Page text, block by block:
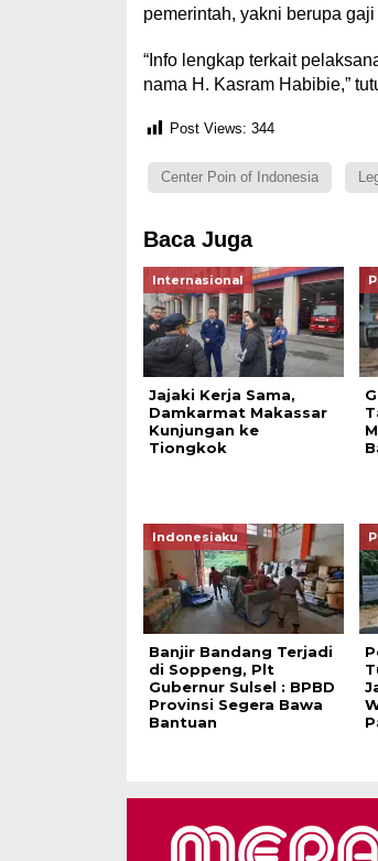
pemerintah, yakni berupa
“Info lengkap terkait
nama H. Kasram Habibie,”
Post Views: 344
Center Poin of Indonesia
Baca Juga
Internasional
Jajaki Kerja Sama,
Damkarmat Makassar
Kunjungan ke
Tiongkok
Indonesiaku
Banjir Bandang Terjadi
di Soppeng, Plt
Gubernur Sulsel : BPBD
Provinsi Segera Bawa
Bantuan